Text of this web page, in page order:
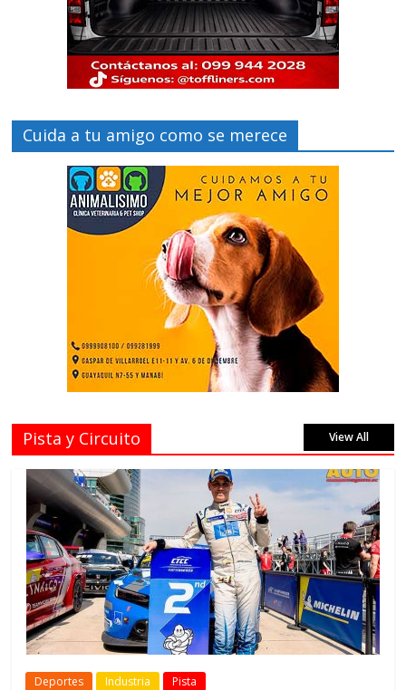
Cuida a tu amigo como se merece
Pista y Circuito View All
Deportes Industria Pista